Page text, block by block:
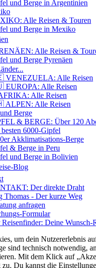
und Berge in Argentinien
Alle Reisen & Touren
und Berge in Mexiko
Alle Reisen &
und Berge Pyrenäen
Alle Reisen
Alle Reisen
Alle Reisen
Alle Reisen
Berge
& BERGE: Über 120
6000-Gipfel
Akklimatisations-Berge
& Berge in Peru
und Berge in Bolivien
Blog
Der direkte Draht
Thomas - Der kurze Weg
anfragen
Formular
Deine Wunsch-
um dein Nutzererlebnis
sind technisch notwendig,
Mit dem Klick auf
Du kannst die